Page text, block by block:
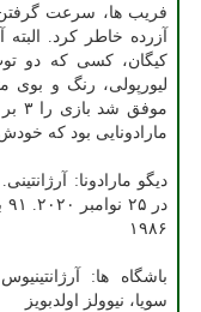
فریب ها، سرعت
آزرده خاطر کرد.
کیگان، کسی که دو
لیورپولی، رنگ و بوی
مارادونایی بود که خودش
۱۹۸۶
باشگاه ها:
سویا، نیوولز اولدبویز